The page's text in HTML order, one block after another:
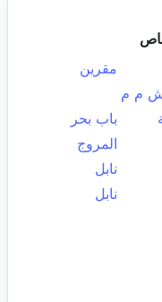
مقرين
ش م م
باب بحر
المروج
نابل
نابل